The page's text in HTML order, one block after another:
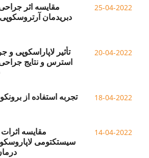
25-04-2022
مقایسه اثر
دبریدمان
20-04-2022
تأثیر لاپاراسکوپی و
استرس و نتایج جراحی
18-04-2022
تجربه استفاده از
14-04-2022
مقایسه اثرات
سیستکتومی